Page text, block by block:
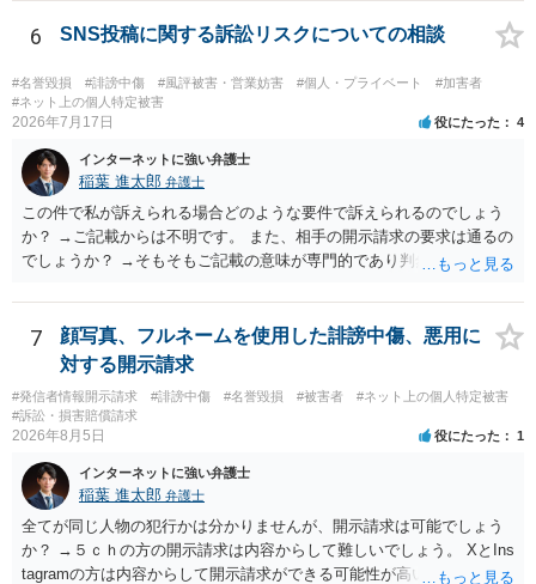
6 SNS投稿に関する訴訟リスクについての相談
#名誉毀損 #誹謗中傷 #風評被害・営業妨害 #個人・プライベート
#加害者
#ネット上の個人特定被害
2026年7月17日 役にたった 4
インターネットに強い弁護士
稲葉 進太郎 弁護士
この件で私が訴えられる場合どのような要件で訴えられるのでしょう
か？ →ご記載からは不明です。 また、相手の開示請求の要求は通るの
でしょうか？ →そもそもご記載の意味が専門的であり判然としないも
らご相談になることをお勧めいたします。
7
顔写真、フルネームを使用した誹謗中傷、悪用に
対する開示請求
#発信者情報開示請求 #誹謗中傷 #名誉毀損 #被害者
#ネット上の個人特定被害
#訴訟・損害賠償請求
2026年8月5日 役にたった 1
インターネットに強い弁護士
稲葉 進太郎 弁護士
全てが同じ人物の犯行かは分かりませんが、開示請求は可能でしょう
か？ →５ｃｈの方の開示請求は内容からして難しいでしょう。 XとIns
tagramの方は内容からして開示請求ができる可能性が高いでしょう。